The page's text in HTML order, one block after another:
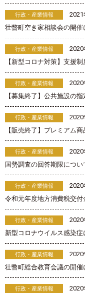
行政・産業情報
2021
壮瞥町空き家相談会の開催
行政・産業情報
2020
【新型コロナ対策】支援制
行政・産業情報
2020
【募集終了】公共施設の
行政・産業情報
2020
【販売終了】プレミアム
行政・産業情報
2020
国勢調査の回答期限につい
行政・産業情報
2020
令和元年度地方消費税交
行政・産業情報
2020
新型コロナウイルス感染
行政・産業情報
2020
壮瞥町総合教育会議の開催
行政・産業情報
2020